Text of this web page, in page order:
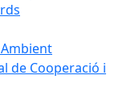
de Cooperació i